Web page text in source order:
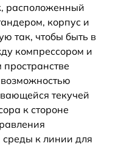
расположенный
корпус и
так, чтобы быть в
компрессором и
текучей
к стороне
к линии для